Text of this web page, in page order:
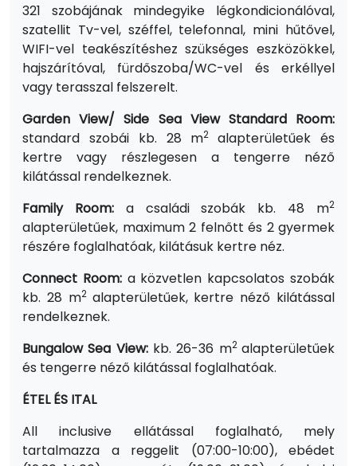
321 szobájának mindegyike légkondicionálóval,
szatellit Tv-vel, széffel, telefonnal, mini hűtővel,
WIFI-vel teakészítéshez szükséges eszközökkel,
hajszárítóval, fürdőszoba/WC-vel és erkéllyel
vagy terasszal felszerelt.
Garden View/ Side Sea View Standard Room:
standard szobái kb. 28 m2 alapterületűek és
kertre vagy részlegesen a tengerre néző
kilátással rendelkeznek.
Family Room:a családi szobák kb. 48 m2
alapterületűek, maximum 2 felnőtt és 2 gyermek
részére foglalhatóak, kilátásuk kertre néz.
Connect Room:a közvetlen kapcsolatos szobák
kb. 28 m2 alapterületűek, kertre néző kilátással
rendelkeznek.
Bungalow Sea View:kb. 26-36 m2 alapterületűek
és tengerre néző kilátással foglalhatóak.
ÉTEL ÉS ITAL
All inclusive ellátással foglalható, mely
tartalmazza a reggelit (07:00-10:00), ebédet